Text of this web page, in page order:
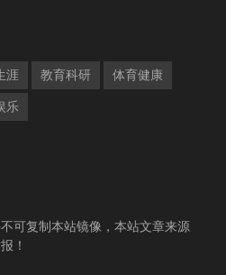
涯 教育科研 体育健康
乐
可复制本站镜像，本站文章来源
！